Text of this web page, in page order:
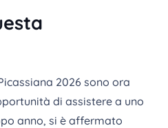
2026 sono ora
di assistere a uno
anno, si è affermato